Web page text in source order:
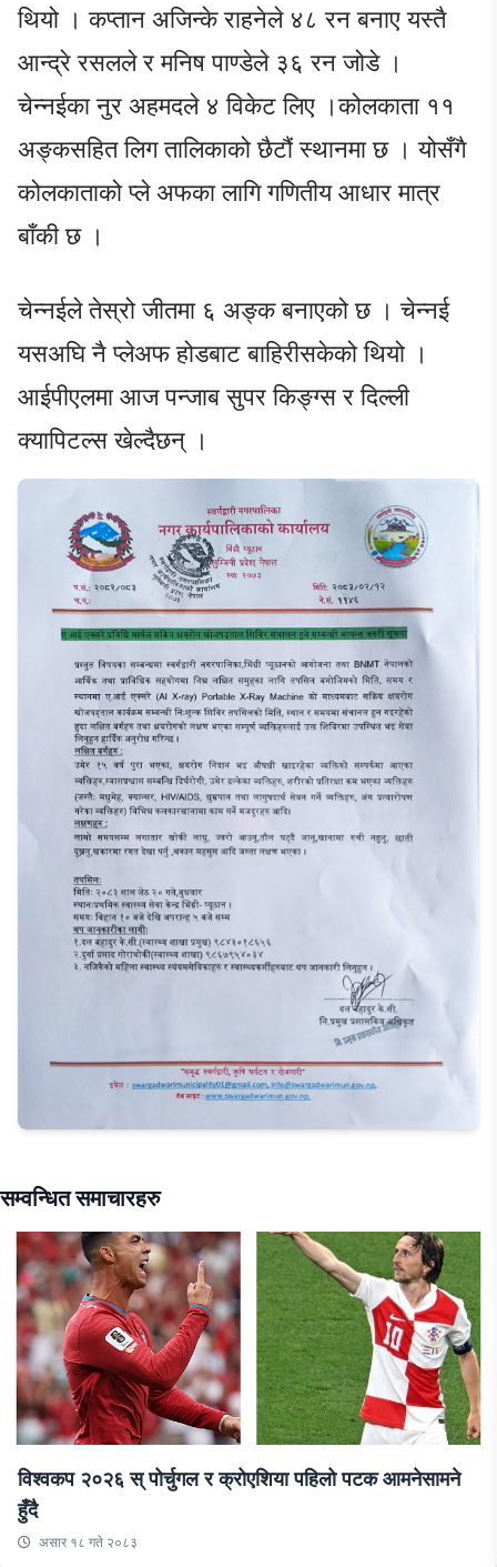
थियो । कप्तान अजिन्के राहनेले ४८ रन बनाए यस्तै
आन्द्रे रसलले र मनिष पाण्डेले ३६ रन जोडे ।
चेन्नईका नुर अहमदले ४ विकेट लिए ।कोलकाता ११
अङ्कसहित लिग तालिकाको छैटौं स्थानमा छ । योसँगै
कोलकाताको प्ले अफका लागि गणितीय आधार मात्र
बाँकी छ ।
चेन्नईले तेस्रो जीतमा ६ अङ्क बनाएको छ । चेन्नई
यसअघि नै प्लेअफ होडबाट बाहिरीसकेको थियो ।
आईपीएलमा आज पन्जाब सुपर किङ्ग्स र दिल्ली
क्यापिटल्स खेल्दैछन् ।
सम्वन्धित समाचारहरु
विश्वकप २०२६ स् पोर्चुगल र क्रोएशिया पहिलो पटक आमनेसामने
हुँदै
असार १८ गते २०८३